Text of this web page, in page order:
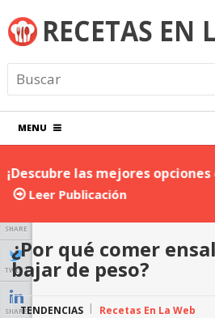
MENU
¡Descubre las mejores
para llevar al trabajo!
Leer Publicación
SHARE
TWEET
SHARE
¿Por qué comer
bajar de peso?
TENDENCIAS Recetas En La Web